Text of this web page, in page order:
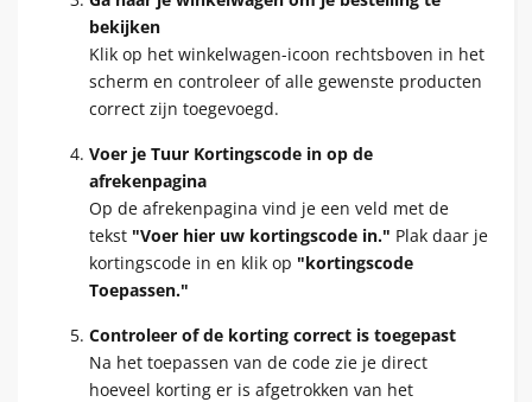
bekijken
Klik op het winkelwagen-icoon rechtsboven in het
scherm en controleer of alle gewenste producten
correct zijn toegevoegd.
Voer je Tuur Kortingscode in op de
afrekenpagina
Op de afrekenpagina vind je een veld met de
tekst "Voer hier uw kortingscode in." Plak daar je
kortingscode in en klik op "kortingscode
Toepassen."
Controleer of de korting correct is toegepast
Na het toepassen van de code zie je direct
hoeveel korting er is afgetrokken van het